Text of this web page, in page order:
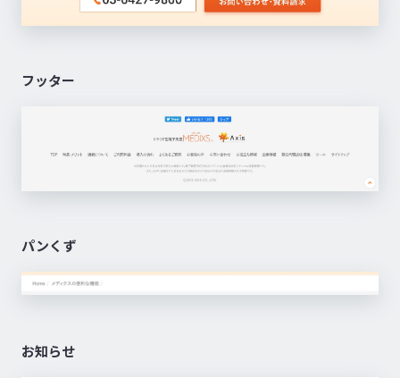
フッター
パンくず
お知らせ